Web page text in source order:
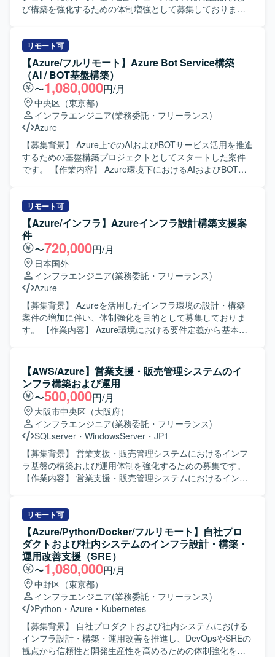
び構築を強化するための体制増強として募集しておりま
構築作業を担当していただきます。 Azureネットワーク、
セキュリティ、権限管理などの基盤要素について詳細設計
を行い、IaC（Infrastructure as Code）を前提とした構築方
針に基づき、設定内容の整理および構築作業を実施してい
ただきます。 Azure Policy や RBAC などのガバナンス設定
について、設計内容への反映および環境構築を行うととも
に、詳細設計書や設定パラメータシートなど各種技術ドキ
ュメントの作成も行っていただきます。 顧客および関係者
との技術的な調整を行い、設計内容に関する説明・レビュ
ー対応を通じて、Azure基盤としての設計品質および実装品
質の担保を図っていただきます。 【求める人物像】 Azure
める方を求めております。 顧客や関係者と円滑にコミュニ
ケーションを取りながら技術的な議論や説明ができ、レビ
ューを通じて品質向上に貢献いただける方が望ましいで
す。 チーム内の方針に沿いながらも、自ら課題を見つけ解
決に向けて行動できる方に適したポジションです。 【ポジ
ションの魅力】 エンタープライズ規模の総合商社向け
Azure基盤プロジェクトに参画し、ネットワーク、セキュリ
ティ、権限管理、ガバナンスといった基盤領域を包括的に
経験できる環境です。 IaCを前提とした設計・構築スタイル
のもとで、BicepやARM Template、Terraformなどのモダン
な技術要素を活用しながら、Azure Landing ZoneやAzure
の工程を通じて、上級エンジニアとしてのスキルを高めて
いただけます。 【開発環境】 Microsoft Azure をベースと
したクラウド基盤環境で作業していただきます。 IaCには
Bicep、ARM Template、Terraformなどを用い、Azure
PolicyやRBACなどを活用したガバナンス・権限管理を行い
ます。 必要に応じてAzure DevOpsなどのサービスを利用し
ながら、設計書・パラメータシートなど各種技術ドキュメ
ントを整備していただきます。
リモート可
【Azure/フルリモート】Azure Bot Service構築
（AI / BOT基盤構築）
〜1,080,000円/月
中央区（東京都）
インフラエンジニア(業務委託・フリーランス)
Azure
【募集背景】 Azure上でのAIおよびBOTサービス活用を推進
するための基盤構築プロジェクトとしてスタートした案件
です。 【作業内容】 Azure環境下におけるAIおよびBOTの
築、Azure AI Foundry Agentを活用した各種設定や実装、構
築後の試験および運用保守まで一貫してご担当いただきま
す。 【求める人物像】 クラウド基盤構築に主体的に取り組
み、新しい技術要素をキャッチアップしながら提案や改善
を行っていただける方を求めています。関係者と円滑にコ
ミュニケーションを取りながら、着実に作業を進めていた
だける方が望ましいです。 【ポジションの魅力】 Azureを
中心としたクラウドネイティブな環境で、AIおよびBOT領
域の基盤構築に上流から運用まで携わることができます。
TerraformによるIaCやAzure AI関連サービスなど、今後需
要の高い技術スタックを実務で経験できる点が魅力です。
リモート可
【Azure/インフラ】Azureインフラ設計構築支援案
件
〜720,000円/月
日本国外
インフラエンジニア(業務委託・フリーランス)
Azure
【募集背景】 Azureを活用したインフラ環境の設計・構築
案件の増加に伴い、体制強化を目的として募集しておりま
す。 【作業内容】 Azure環境における要件定義から基本設
設計書作成、環境構築および検証対応を行っていただきま
す。 【求める人物像】 Azureインフラに関する知見を活か
しつつ、顧客や関係者とコミュニケーションを取りながら
主体的にプロジェクトを推進いただける方を求めておりま
す。 【ポジションの魅力】 大規模なAzureインフラ案件に
上流工程から関わることで、設計スキルや提案力を高める
ことができ、多様なプロジェクト経験を積んでいただけま
す。 【開発環境】 Azureを中心としたクラウドインフラ環
境での設計・構築を行っていただきます。
【AWS/Azure】営業支援・販売管理システムのイ
ンフラ構築および運用
〜500,000円/月
大阪市中央区（大阪府）
インフラエンジニア(業務委託・フリーランス)
SQLserver ・ WindowsServer ・ JP1
【募集背景】 営業支援・販売管理システムにおけるインフ
ラ基盤の構築および運用体制を強化するための募集です。
【作業内容】 営業支援・販売管理システムにおけるインフ
よびJP1ジョブのデプロイ、GrafanaやCloudWatchを用いた
監視運用、Webシステム開発環境の構築・保守運用、SQL
Serverの保守運用などを行っていただきます。 【求める人
物像】 主体的に課題解決へ取り組める方、自ら考え行動し
つつ周囲と連携しながら業務を推進できる方、新しい技術
に積極的にチャレンジできる方を求めています。 【ポジシ
ョンの魅力】 複数のクラウドプラットフォーム上でのサー
バー運用や監視運用、デプロイ業務を通じて、インフラ構
築から運用まで一貫した経験を積むことができる環境で
す。大規模なシステム基盤の運用ノウハウやIaCなどの最新
技術に触れながらスキルアップを図ることができます。
【開発環境】 AWS、AliCloud、Azure、Windows Server、
リモート可
【Azure/Python/Docker/フルリモート】自社プロ
ダクトおよび社内システムのインフラ設計・構築・
運用改善支援（SRE）
〜1,080,000円/月
中野区（東京都）
インフラエンジニア(業務委託・フリーランス)
Python ・ Azure ・ Kubernetes
【募集背景】 自社プロダクトおよび社内システムにおける
インフラ設計・構築・運用改善を推進し、DevOpsやSREの
観点から信頼性と開発生産性を高めるための体制強化を行